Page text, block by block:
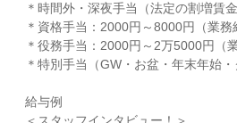
＊時間外・深夜手当（法定の割増賃
＊資格手当：2000円～8000円（業務
＊役務手当：2000円～2万5000円（
＊特別手当（GW・お盆・年末年始
給与例